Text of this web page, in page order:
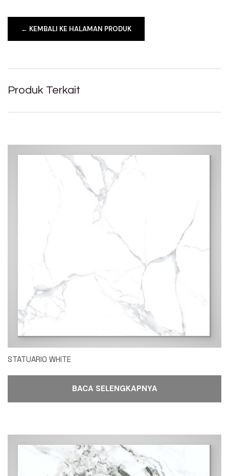
← KEMBALI KE HALAMAN PRODUK
Produk Terkait
STATUARIO WHITE
BACA SELENGKAPNYA